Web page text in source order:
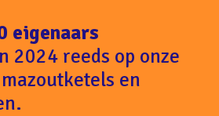
eigenaars
2024 reeds op onze
en